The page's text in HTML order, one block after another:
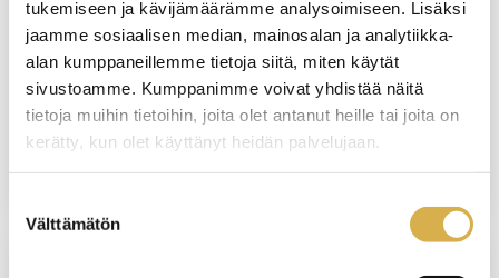
tukemiseen ja kävijämäärämme analysoimiseen. Lisäksi
jaamme sosiaalisen median, mainosalan ja analytiikka-
alan kumppaneillemme tietoja siitä, miten käytät
sivustoamme. Kumppanimme voivat yhdistää näitä
tietoja muihin tietoihin, joita olet antanut heille tai joita on
kerätty, kun olet käyttänyt heidän palvelujaan.
valinta
Välttämätön
VERKKOTOTEUTUS
Henkilöstöhallinnon osaamisala |
Liiketoiminnan erikoisammattitutkinto
JATKUVA HAKU